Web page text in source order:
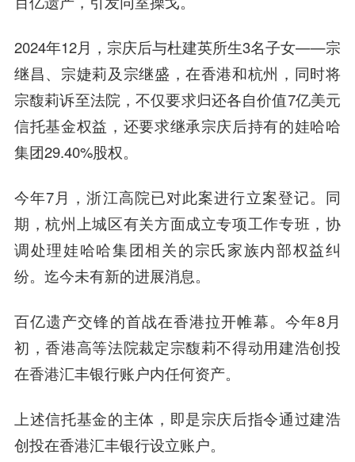
2024年12月，宗庆后与杜建英所生3名子女——宗
继昌、宗婕莉及宗继盛，在香港和杭州，同时将
宗馥莉诉至法院，不仅要求归还各自价值7亿美元
信托基金权益，还要求继承宗庆后持有的娃哈哈
集团29.40%股权。
今年7月，浙江高院已对此案进行立案登记。同
期，杭州上城区有关方面成立专项工作专班，协
调处理娃哈哈集团相关的宗氏家族内部权益纠
纷。迄今未有新的进展消息。
百亿遗产交锋的首战在香港拉开帷幕。今年8月
初，香港高等法院裁定宗馥莉不得动用建浩创投
在香港汇丰银行账户内任何资产。
上述信托基金的主体，即是宗庆后指令通过建浩
创投在香港汇丰银行设立账户。